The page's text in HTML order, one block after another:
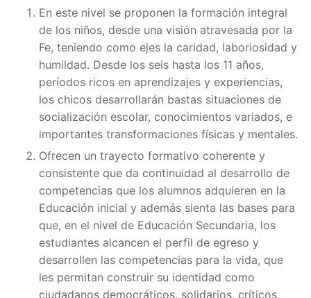
En este nivel se proponen la formación integral
de los niños, desde una visión atravesada por la
Fe, teniendo como ejes la caridad, laboriosidad y
humildad. Desde los seis hasta los 11 años,
períodos ricos en aprendizajes y experiencias,
los chicos desarrollarán bastas situaciones de
socialización escolar, conocimientos variados, e
importantes transformaciones físicas y mentales.
Ofrecen un trayecto formativo coherente y
consistente que da continuidad al desarrollo de
competencias que los alumnos adquieren en la
Educación inicial y además sienta las bases para
que, en el nivel de Educación Secundaria, los
estudiantes alcancen el perfil de egreso y
desarrollen las competencias para la vida, que
les permitan construir su identidad como
ciudadanos democráticos, solidarios, críticos,